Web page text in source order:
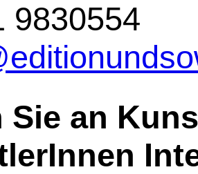
9830554
Sie an